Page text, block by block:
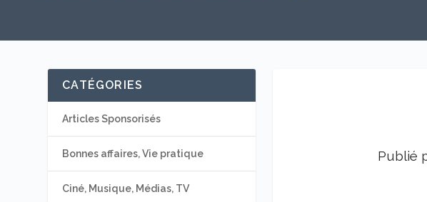
Publié
CATÉGORIES
Articles Sponsorisés
Bonnes affaires, Vie pratique
Ciné, Musique, Médias, TV